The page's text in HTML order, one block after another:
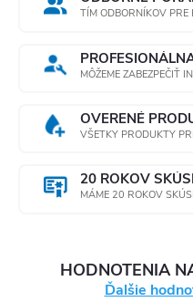
TÍM ODBORNÍKOV
MÔŽEME ZABEZPEČIŤ
OVERENÉ
VŠETKY PRODUKTY
20 ROKOV
MÁME 20 ROKOV
HODNOTENIA
Ďalšie